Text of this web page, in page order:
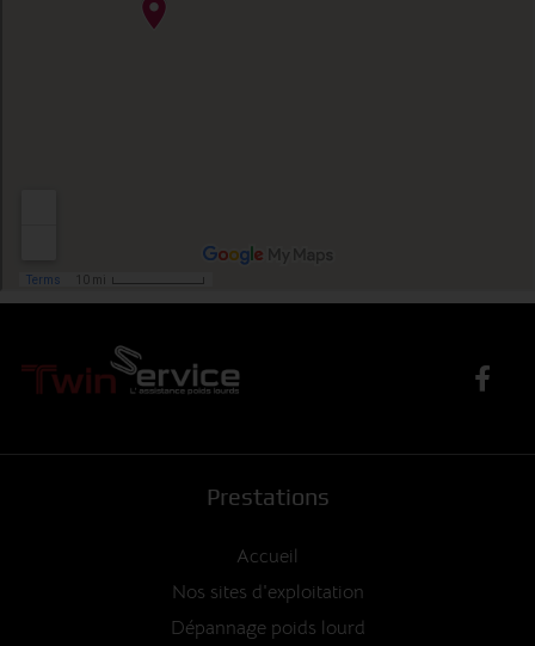
Prestations
Accueil
Nos sites d'exploitation
Dépannage poids lourd